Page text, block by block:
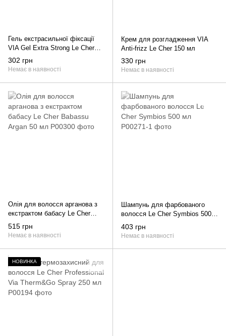
Гель екстрасильної фіксації
VIA Gel Extra Strong Le Cher
150 мл
302 грн
Немає в наявності
Крем для розгладження VIA
Anti-frizz Le Cher 150 мл
330 грн
Немає в наявності
Олія для волосся арганова з
екстрактом бабасу Le Cher
Babassu Argan 50 мл
515 грн
Немає в наявності
Шампунь для фарбованого
волосся Le Cher Symbios 500
мл
403 грн
Немає в наявності
НОВИНКА